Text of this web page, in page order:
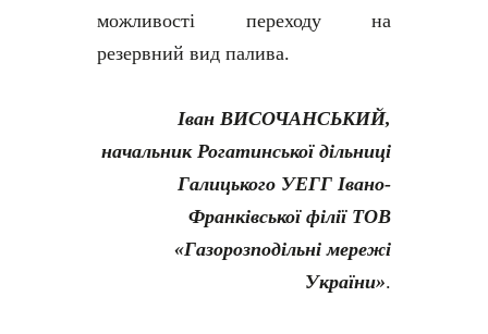
можливості переходу на
резервний вид палива.
Іван ВИСОЧАНСЬКИЙ,
начальник Рогатинської дільниці
Галицького УЕГГ Івано-
Франківської філії ТОВ
«Газорозподільні мережі
України».